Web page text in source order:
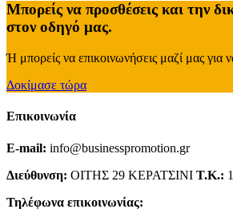
Μπορείς να προσθέσεις και την
στον οδηγό μας.
Ή μπορείς να επικοινωνήσεις μαζί μας για
Δοκίμασε τώρα
Επικοινωνία
E-mail: info@businesspromotion.gr
Διεύθυνση: ΟΙΤΗΣ 29 ΚΕΡΑΤΣΙΝΙ Τ.Κ.:
Τηλέφωνα επικοινωνίας: